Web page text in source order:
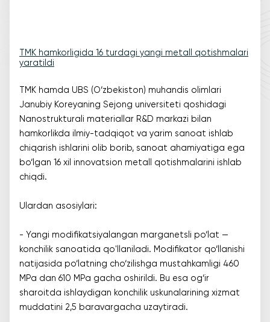
TMK hamkorligida 16 turdagi yangi metall qotishmalari
yaratildi
TMK hamda UBS (O‘zbekiston) muhandis olimlari
Janubiy Koreyaning Sejong universiteti qoshidagi
Nanostrukturali materiallar R&D markazi bilan
hamkorlikda ilmiy-tadqiqot va yarim sanoat ishlab
chiqarish ishlarini olib borib, sanoat ahamiyatiga ega
bo‘lgan 16 xil innovatsion metall qotishmalarini ishlab
chiqdi.
Ulardan asosiylari:
- Yangi modifikatsiyalangan marganetsli po‘lat —
konchilik sanoatida qo'llaniladi. Modifikator qo‘llanishi
natijasida po‘latning cho‘zilishga mustahkamligi 460
MPa dan 610 MPa gacha oshirildi. Bu esa og‘ir
sharoitda ishlaydigan konchilik uskunalarining xizmat
muddatini 2,5 baravargacha uzaytiradi.